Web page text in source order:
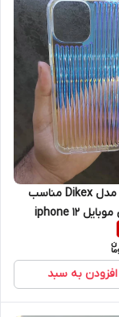
قاب لیزری مدل Dikex مناسب
برای گوشی موبایل iphone 12
افزودن به سبد